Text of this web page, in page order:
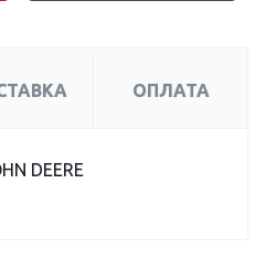
ОПЛАТА
DEERE